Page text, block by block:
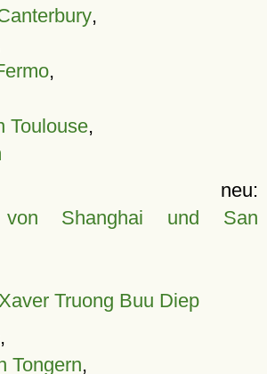
,
,
Toulouse,
neu:
von Shanghai und San
Truong Buu Diep
,
Tongern,